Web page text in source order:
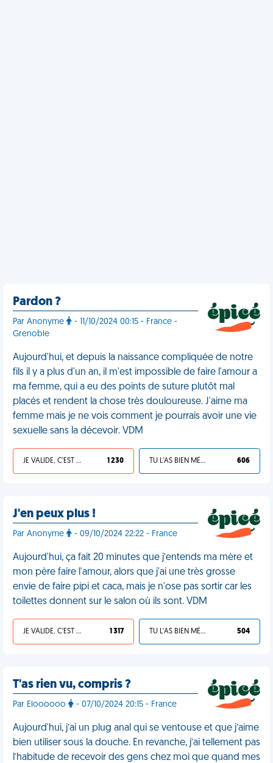
Pardon ?
Par Anonyme
- 11/10/2024 00:15 - France -
Grenoble
Aujourd'hui, et depuis la naissance compliquée de notre
fils il y a plus d'un an, il m'est impossible de faire l'amour a
ma femme, qui a eu des points de suture plutôt mal
placés et rendent la chose très douloureuse. J'aime ma
femme mais je ne vois comment je pourrais avoir une vie
sexuelle sans la décevoir. VDM
JE VALIDE, C'EST UNE VDM 1 230 TU L'AS BIEN MÉRITÉ 606
J'en peux plus !
Par Anonyme - 09/10/2024 22:22 - France
Aujourd'hui, ça fait 20 minutes que j’entends ma mère et
mon père faire l'amour, alors que j'ai une très grosse
envie de faire pipi et caca, mais je n'ose pas sortir car les
toilettes donnent sur le salon où ils sont. VDM
JE VALIDE, C'EST UNE VDM 1 317 TU L'AS BIEN MÉRITÉ 504
T'as rien vu, compris ?
Par Eloooooo - 07/10/2024 20:15 - France
Aujourd'hui, j’ai un plug anal qui se ventouse et que j’aime
bien utiliser sous la douche. En revanche, j’ai tellement pas
l’habitude de recevoir des gens chez moi que quand mes